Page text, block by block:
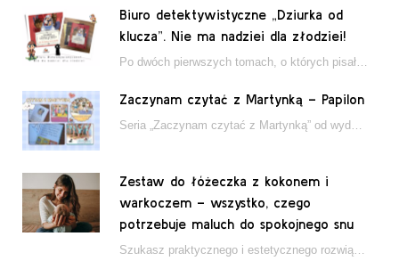
Biuro detektywistyczne „Dziurka od
klucza”. Nie ma nadziei dla złodziei!
Zaczynam czytać z Martynką – Papilon
Zestaw do łóżeczka z kokonem i
warkoczem – wszystko, czego
potrzebuje maluch do spokojnego snu